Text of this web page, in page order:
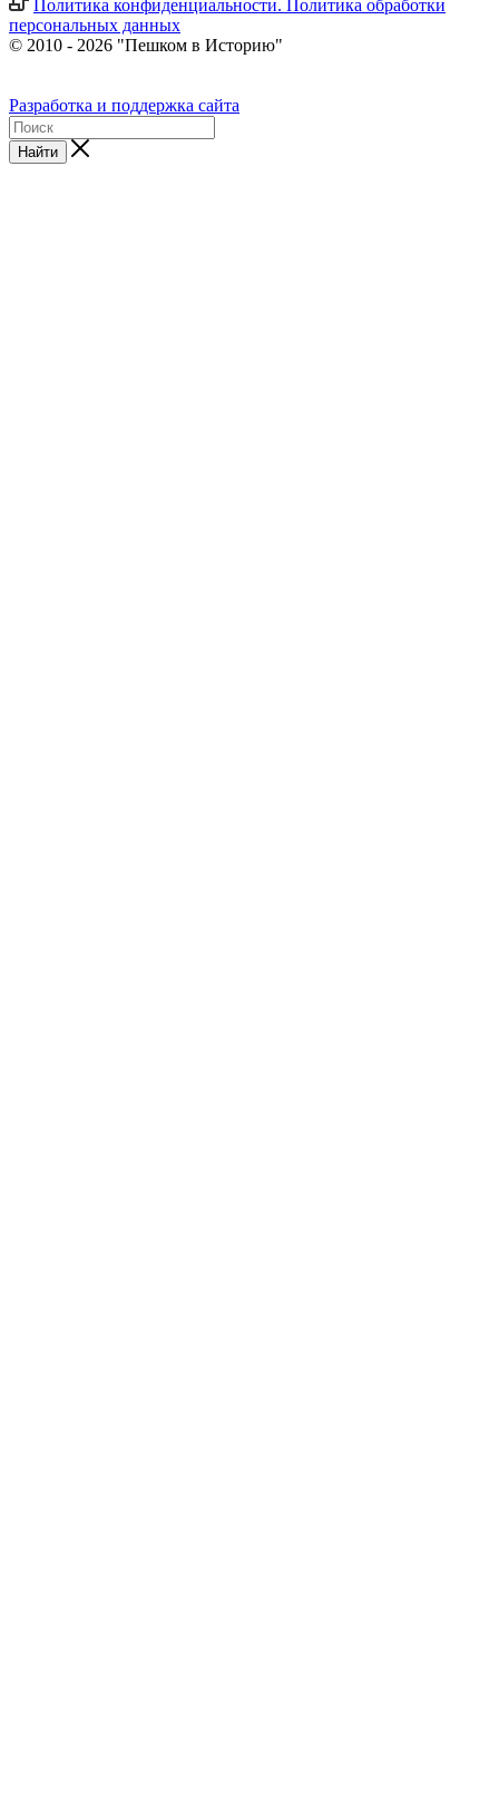
Политика конфиденциальности. Политика обработки
персональных данных
© 2010 - 2026 "Пешком в Историю"
Разработка и поддержка сайта
Найти